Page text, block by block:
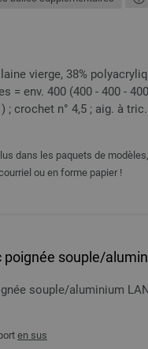
vierge, 38%
= env. 400 (400 - 400 -
crochet n° 4,5 ; aig. à
dans les paquets de
ou en forme papier !
souple/
souple/aluminium
en sus